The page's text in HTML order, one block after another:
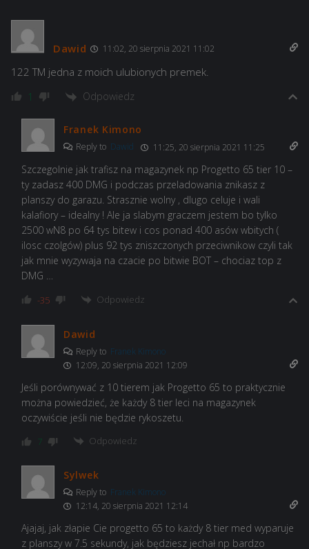
Dawid 11:02, 20 sierpnia 2021 11:02
122 TM jedna z moich ulubionych premek.
1 Odpowiedz
Franek Kimono
Reply to Dawid 11:25, 20 sierpnia 2021 11:25
Szczegolnie jak trafisz na magazynek np Progetto 65 tier 10 –
ty zadasz 400 DMG i podczas przeladowania znikasz z
planszy do garazu. Strasznie wolny , dlugo celuje i wali
kalafiory – idealny ! Ale ja slabym graczem jestem bo tylko
2500 wN8 po 64 tys bitew i cos ponad 400 asów wbitych (
ilosc czolgów) plus 92 tys zniszczonych przeciwnikow czyli tak
jak mnie wyzywaja na czacie po bitwie BOT – chociaz top z
DMG …
-35 Odpowiedz
Dawid
Reply to Franek Kimono
12:09, 20 sierpnia 2021 12:09
Jeśli porównywać z 10 tierem jak Progetto 65 to praktycznie
można powiedzieć, że każdy 8 tier leci na magazynek
oczywiście jeśli nie będzie rykoszetu.
7 Odpowiedz
Sylwek
Reply to Franek Kimono
12:14, 20 sierpnia 2021 12:14
Ajajaj, jak złapie Cie progetto 65 to każdy 8 tier med wyparuje
z planszy w 7.5 sekundy, jak będziesz jechał np bardzo